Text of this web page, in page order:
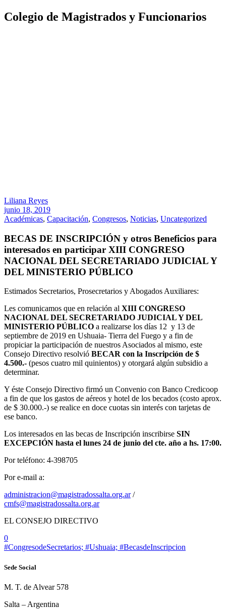
Colegio de Magistrados y Funcionarios
Liliana Reyes
junio 18, 2019
Académicas, Capacitación, Congresos, Noticias, Uncategorized
BECAS DE INSCRIPCIÓN y otros Beneficios para
interesados en participar XIII CONGRESO
NACIONAL DEL SECRETARIADO JUDICIAL Y
DEL MINISTERIO PÚBLICO
Estimados Secretarios, Prosecretarios y Abogados Auxiliares:
Les comunicamos que en relación al XIII CONGRESO
NACIONAL DEL SECRETARIADO JUDICIAL Y DEL
MINISTERIO PÚBLICO a realizarse los días 12 y 13 de
septiembre de 2019 en Ushuaia- Tierra del Fuego y a fin de
propiciar la participación de nuestros Asociados al mismo, este
Consejo Directivo resolvió BECAR con la Inscripción de $
4.500.- (pesos cuatro mil quinientos) y otorgará algún subsidio a
determinar.
Y éste Consejo Directivo firmó un Convenio con Banco Credicoop
a fin de que los gastos de aéreos y hotel de los becados (costo aprox.
de $ 30.000.-) se realice en doce cuotas sin interés con tarjetas de
ese banco.
Los interesados en las becas de Inscripción inscribirse SIN
EXCEPCIÓN hasta el lunes 24 de junio del cte. año a hs. 17:00.
Por teléfono: 4-398705
Por e-mail a:
administracion@magistradossalta.org.ar/
cmfs@magistradossalta.org.ar
EL CONSEJO DIRECTIVO
0
#CongresodeSecretarios; #Ushuaia; #BecasdeInscripcion
Sede Social
M. T. de Alvear 578
Salta – Argentina